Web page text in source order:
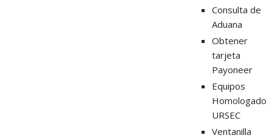
Consulta de
Aduana
Obtener
tarjeta
Payoneer
Equipos
Homologados
URSEC
Ventanilla